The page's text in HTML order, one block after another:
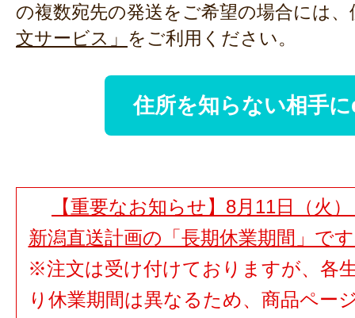
の複数宛先の発送をご希望の場合には、
文サービス」 をご利用ください。
住所を知らない相手
【重要なお知らせ】8月11日（火
新潟直送計画の「長期休業期間」で
※注文は受け付けておりますが、各
り休業期間は異なるため、商品ペー